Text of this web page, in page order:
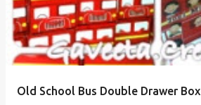
Old School Bus Double Drawer Box